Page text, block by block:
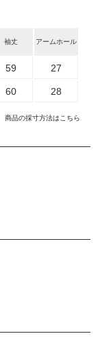
袖丈 アームホール
59 27
60 28
商品の採寸方法はこちら